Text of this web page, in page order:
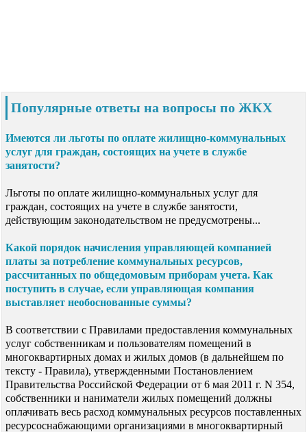
Популярные ответы на вопросы по ЖКХ
Имеются ли льготы по оплате жилищно-коммунальных
услуг для граждан, состоящих на учете в службе
занятости?
Льготы по оплате жилищно-коммунальных услуг для
граждан, состоящих на учете в службе занятости,
действующим законодательством не предусмотрены...
Какой порядок начисления управляющей компанией
платы за потребление коммунальных ресурсов,
рассчитанных по общедомовым приборам учета. Как
поступить в случае, если управляющая компания
выставляет необоснованные суммы?
В соответствии с Правилами предоставления коммунальных
услуг собственникам и пользователям помещений в
многоквартирных домах и жилых домов (в дальнейшем по
тексту - Правила), утвержденными Постановлением
Правительства Российской Федерации от 6 мая 2011 г. N 354,
собственники и наниматели жилых помещений должны
оплачивать весь расход коммунальных ресурсов поставленных
ресурсоснабжающими организациями в многоквартирный